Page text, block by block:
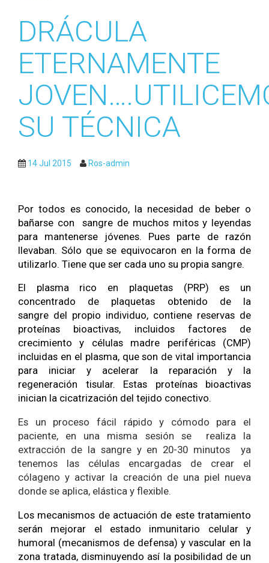
DRÁCULA
ETERNAMENTE
SU TÉCNICA
14 Jul 2015 Ros-admin
Por todos es conocido, la necesidad de beber o
bañarse con sangre de muchos mitos y leyendas
para mantenerse jóvenes. Pues parte de razón
llevaban. Sólo que se equivocaron en la forma de
utilizarlo. Tiene que ser cada uno su propia sangre.
El plasma rico en plaquetas (PRP) es un
concentrado de plaquetas obtenido de la
sangre del propio individuo, contiene reservas de
proteínas bioactivas, incluidos factores de
crecimiento y células madre periféricas (CMP)
incluidas en el plasma, que son de vital importancia
para iniciar y acelerar la reparación y la
regeneración tisular. Estas proteínas bioactivas
inician la cicatrización del tejido conectivo.
Es un proceso fácil rápido y cómodo para el
paciente, en una misma sesión se realiza la
extracción de la sangre y en 20-30 minutos ya
tenemos las células encargadas de crear el
cólageno y activar la creación de una piel nueva
donde se aplica, elástica y flexible.
Los mecanismos de actuación de este tratamiento
serán mejorar el estado inmunitario celular y
humoral (mecanismos de defensa) y vascular en la
zona tratada, disminuyendo así la posibilidad de un